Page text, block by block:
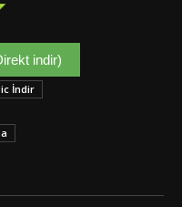
indir)
İndir